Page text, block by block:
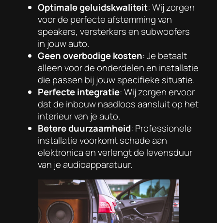
Optimale geluidskwaliteit: Wij zorgen
voor de perfecte afstemming van
speakers, versterkers en subwoofers
in jouw auto.
Geen overbodige kosten: Je betaalt
alleen voor de onderdelen en installatie
die passen bij jouw specifieke situatie.
Perfecte integratie: Wij zorgen ervoor
dat de inbouw naadloos aansluit op het
interieur van je auto.
Betere duurzaamheid: Professionele
installatie voorkomt schade aan
elektronica en verlengt de levensduur
van je audioapparatuur.